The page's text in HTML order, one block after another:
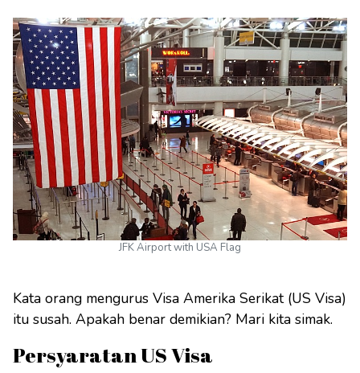
JFK Airport with USA Flag
Kata orang mengurus Visa Amerika Serikat (US Visa)
itu susah. Apakah benar demikian? Mari kita simak.
Persyaratan US Visa